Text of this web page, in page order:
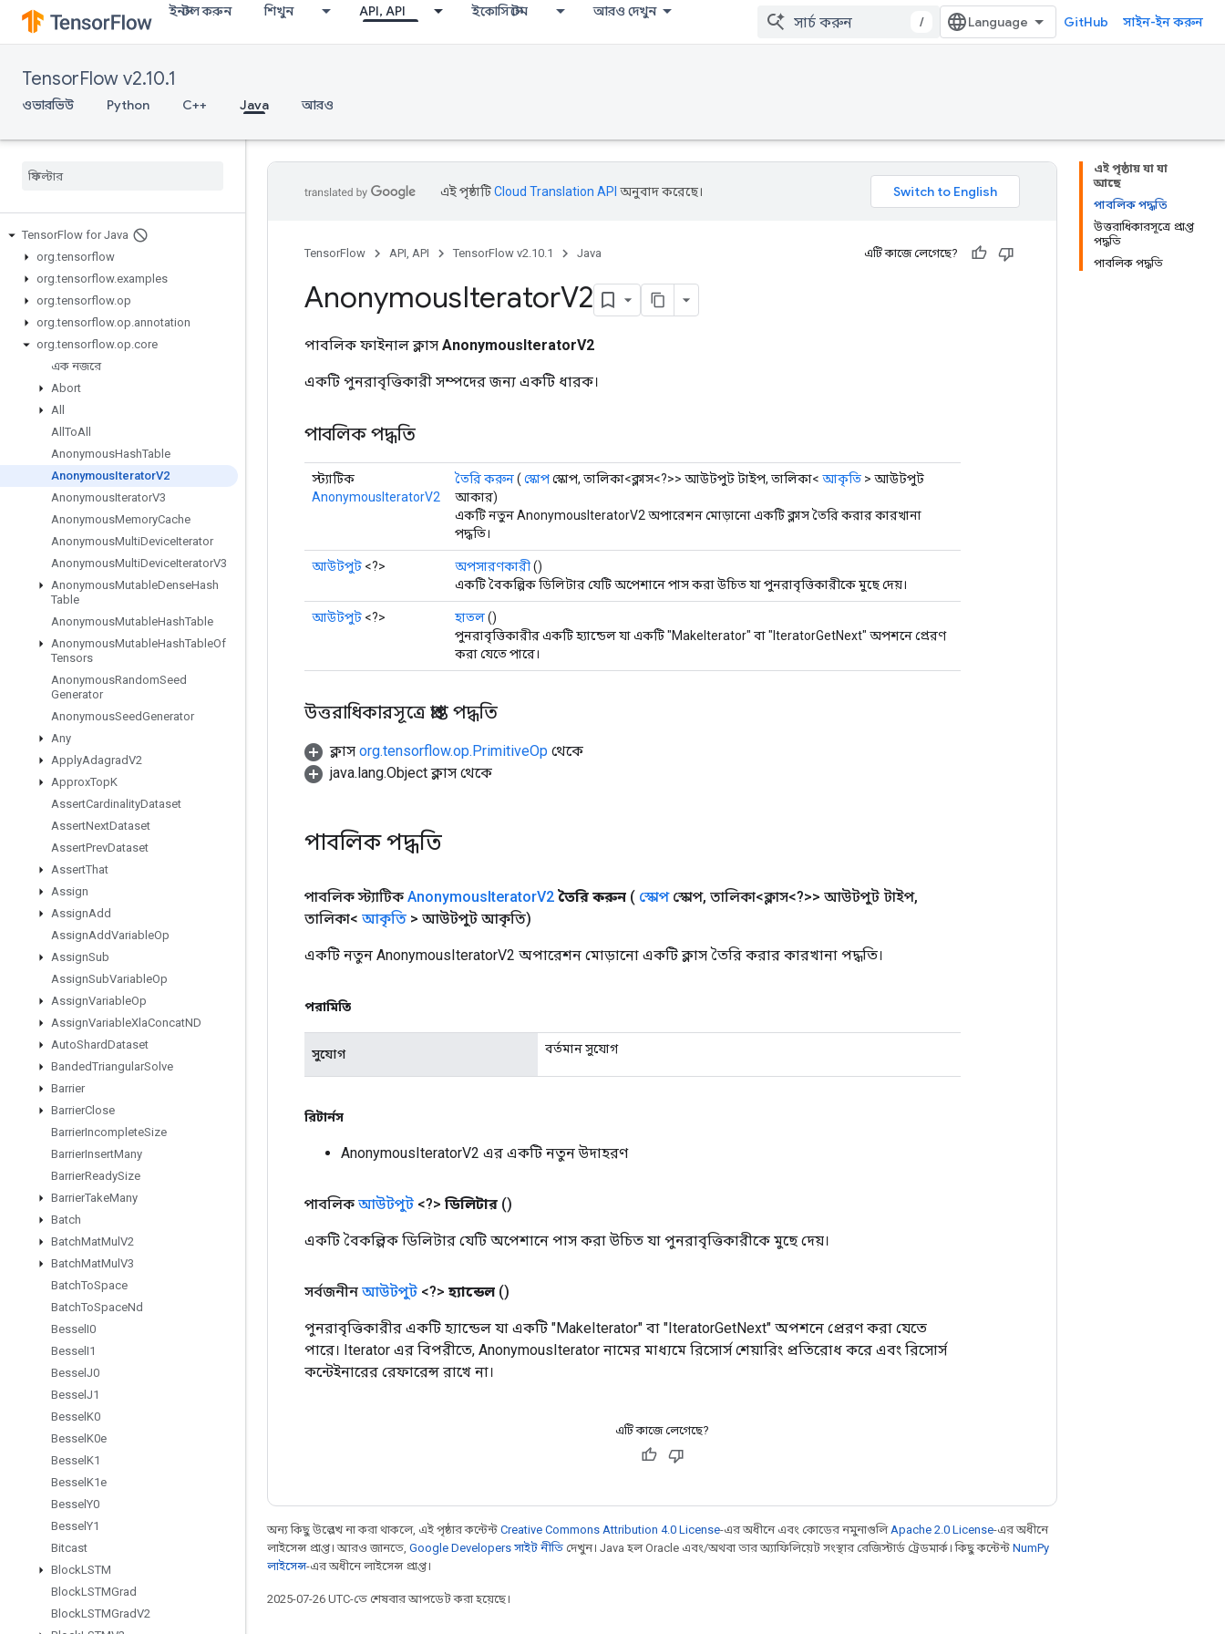
ইনস্টল করুন শিখুন API, API ইকোসিস্টেম আরও দেখুন
/ GitHub সাইন-ইন করুন
TensorFlow v2.10.1
ওভারভিউ Python C++ Java আরও
TensorFlow for Java
org.tensorflow
org.tensorflow.examples
org.tensorflow.op
org.tensorflow.op.annotation
org.tensorflow.op.core
এক নজরে
Abort
All
All ToAll
AnonymousHashTable
AnonymousIteratorV2
AnonymousIteratorV3
AnonymousMemoryCache
AnonymousMultiDeviceIterator
AnonymousMultiDeviceIteratorV3
AnonymousMutableDenseHash
Table
AnonymousMutableHashTable
AnonymousMutableHashTableOf
Tensors
AnonymousRandomSeed
Generator
AnonymousSeedGenerator
Any
ApplyAdagradV2
ApproxTopK
AssertCardinalityDataset
AssertNextDataset
AssertPrevDataset
AssertThat
Assign
AssignAdd
AssignAddVariableOp
AssignSub
AssignSubVariableOp
AssignVariableOp
AssignVariableXlaConcatND
AutoShardDataset
BandedTriangularSolve
Barrier
BarrierClose
BarrierIncompleteSize
BarrierInsertMany
BarrierReadySize
BarrierTakeMany
Batch
BatchMatMul V2
BatchMatMul V3
BatchToSpace
BatchToSpaceNd
Bessel I0
Bessel I1
Bessel J0
Bessel J1
Bessel K0
Bessel K0e
Bessel K1
Bessel K1e
Bessel Y0
Bessel Y1
Bitcast
BlockLSTM
BlockLSTMGrad
BlockLSTMGradV2
এই পৃষ্ঠায় যা যা
আছে
পাবলিক পদ্ধতি
উত্তরাধিকারসূত্রে প্রাপ্ত
পদ্ধতি
পাবলিক পদ্ধতি
এই পৃষ্ঠাটিCloud Translation API অনুবাদ করেছে।
TensorFlow API, API TensorFlow v2.10.1 Java এটি কাজে লেগেছে?
AnonymousIteratorV2
পাবলিক ফাইনাল ক্লাস AnonymousIteratorV2
একটি পুনরাবৃত্তিকারী সম্পদের জন্য একটি ধারক।
পাবলিক পদ্ধতি
স্ট্যাটিক
AnonymousIteratorV2
তৈরি করুন( স্কোপস্কোপ, তালিকা<ক্লাস<?>> আউটপুট টাইপ, তালিকা< আকৃতি > আউটপুট
আকার)
একটি নতুন AnonymousIteratorV2 অপারেশন মোড়ানো একটি ক্লাস তৈরি করার কারখানা
পদ্ধতি।
আউটপুট <?> অপসারণকারী()
একটি বৈকল্পিক ডিলিটার যেটি অপেশানে পাস করা উচিত যা পুনরাবৃত্তিকারীকে মুছে দেয়।
আউটপুট <?> হাতল()
পুনরাবৃত্তিকারীর একটি হ্যান্ডেল যা একটি "MakeIterator" বা "IteratorGetNext" অপশনে প্রেরণ
করা যেতে পারে।
উত্তরাধিকারসূত্রে প্রাপ্ত পদ্ধতি
ক্লাস org.tensorflow.op.PrimitiveOp থেকে
java.lang.Object ক্লাস থেকে
পাবলিক পদ্ধতি
পাবলিক স্ট্যাটিক AnonymousIteratorV2 তৈরি করুন ( স্কোপস্কোপ, তালিকা<ক্লাস<?>> আউটপুট টাইপ,
তালিকা< আকৃতি > আউটপুট আকৃতি)
একটি নতুন AnonymousIteratorV2 অপারেশন মোড়ানো একটি ক্লাস তৈরি করার কারখানা পদ্ধতি।
পরামিতি
সুযোগ বর্তমান সুযোগ
রিটার্নস
AnonymousIteratorV2 এর একটি নতুন উদাহরণ
পাবলিক আউটপুট <?> ডিলিটার ()
একটি বৈকল্পিক ডিলিটার যেটি অপেশানে পাস করা উচিত যা পুনরাবৃত্তিকারীকে মুছে দেয়।
সর্বজনীন আউটপুট <?> হ্যান্ডেল ()
পুনরাবৃত্তিকারীর একটি হ্যান্ডেল যা একটি "MakeIterator" বা "IteratorGetNext" অপশনে প্রেরণ করা যেতে
পারে। Iterator এর বিপরীতে, AnonymousIterator নামের মাধ্যমে রিসোর্স শেয়ারিং প্রতিরোধ করে এবং রিসোর্স
কন্টেইনারের রেফারেন্স রাখে না।
এটি কাজে লেগেছে?
অন্য কিছু উল্লেখ না করা থাকলে, এই পৃষ্ঠার কন্টেন্ট Creative Commons Attribution 4.0 License-এর অধীনে এবং কোডের নমুনাগুলি Apache 2.0 License-এর অধীনে
লাইসেন্স প্রাপ্ত। আরও জানতে, Google Developers সাইট নীতি দেখুন। Java হল Oracle এবং/অথবা তার অ্যাফিলিয়েট সংস্থার রেজিস্টার্ড ট্রেডমার্ক। কিছু কন্টেন্ট NumPy
লাইসেন্স-এর অধীনে লাইসেন্স প্রাপ্ত।
2025-07-26 UTC-তে শেষবার আপডেট করা হয়েছে।